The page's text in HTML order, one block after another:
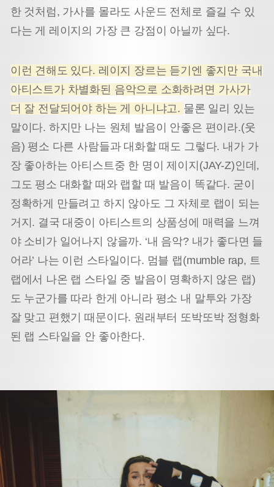
한 것처럼, 가사를 몰라도 사운드 전체로 즐길 수 있
다는 게 레이지의 가장 큰 강점이 아닐까 싶다.
이런 견해도 있다. 레이지 장르는 듣기엔 좋지만 국내
아티스트가 차별화된 음악으로 소화하려면 가사가
더 잘 전달되어야 하는 게 아니냐고. 물론 일리 있는
말이다. 하지만 나는 원체 발음이 안좋은 편이라.(웃
음) 평소 다른 사람들과 대화할 때도 그렇다. 내가 가
장 좋아하는 아티스트중 한 명이 제이지(JAY-Z)인데,
그도 평소 대화할 때와 랩할 때 발음이 똑같다. 굳이
정확하게 만들려고 하지 않아도 그 자체로 랩이 되는
거지. 결국 대중이 아티스트의 상품성에 매력을 느껴
야 소비가 일어나지 않을까. ‘내 음악? 내가 좋다면 들
어라’ 나는 이런 스타일이다. 멈블 랩(mumble rap, 트
랩에서 나온 랩 스타일 중 발음이 명확하지 않은 랩)
도 누군가를 따라 한게 아니라 평소 내 말투와 가장
잘 맞고 편했기 때문이다. 원래부터 또박또박 정형화
된 랩 스타일을 안 좋아한다.